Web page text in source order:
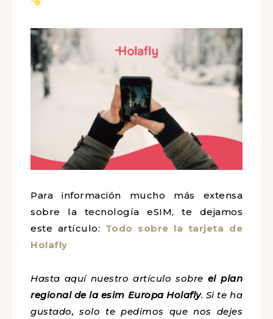
Para información mucho más extensa
sobre la tecnología eSIM, te dejamos
este artículo: Todo sobre la tarjeta de
Holafly
Hasta aquí nuestro artículo sobre el plan
regional de la esim Europa Holafly. Si te ha
gustado, solo te pedimos que nos dejes